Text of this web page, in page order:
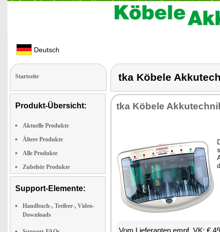
Deutsch
Startseite
Produkt-Übersicht:
Aktuelle Produkte
Ältere Produkte
Alle Produkte
Zubehör Produkte
Support-Elemente:
Handbuch-, Treiber-, Video-
Downloads
tka Köbele
tka Kö­be­le
Vom Lie­fe­ran­ten empf. VK: €